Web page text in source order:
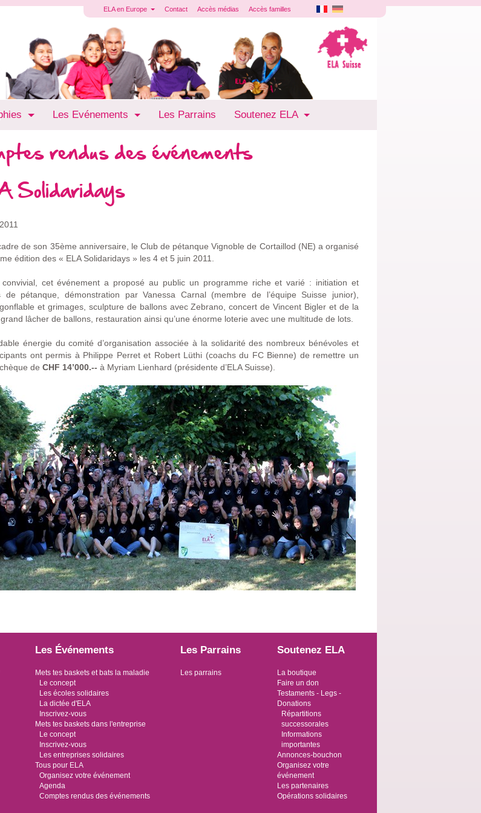
ELA en Europe Contact Accès médias Accès familles
Les Evénements Les Parrains Soutenez ELA
rendus des événements
Solidaridays
de son 35ème anniversaire, le Club de pétanque Vignoble de Cortaillod (NE) a organisé
édition des « ELA Solidaridays » les 4 et 5 juin 2011.
cet événement a proposé au public un programme riche et varié : initiation et
de pétanque, démonstration par Vanessa Carnal (membre de l’équipe Suisse junior),
et grimages, sculpture de ballons avec Zebrano, concert de Vincent Bigler et de la
lâcher de ballons, restauration ainsi qu’une énorme loterie avec une multitude de lots.
énergie du comité d’organisation associée à la solidarité des nombreux bénévoles et
ont permis à Philippe Perret et Robert Lüthi (coachs du FC Bienne) de remettre un
de CHF 14’000.-- à Myriam Lienhard (présidente d’ELA Suisse).
Les Événements
Mets tes baskets et bats la maladie
Le concept
Les écoles solidaires
La dictée d'ELA
Inscrivez-vous
Mets tes baskets dans l'entreprise
Le concept
Inscrivez-vous
Les entreprises solidaires
Tous pour ELA
Organisez votre événement
Agenda
Comptes rendus des événements
Les Parrains
Les parrains
Soutenez ELA
La boutique
Faire un don
Testaments - Legs -
Donations
Répartitions
successorales
Informations
importantes
Annonces-bouchon
Organisez votre
événement
Les partenaires
Opérations solidaires